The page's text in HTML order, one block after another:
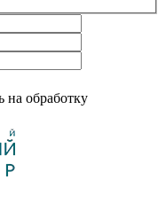
на обработку